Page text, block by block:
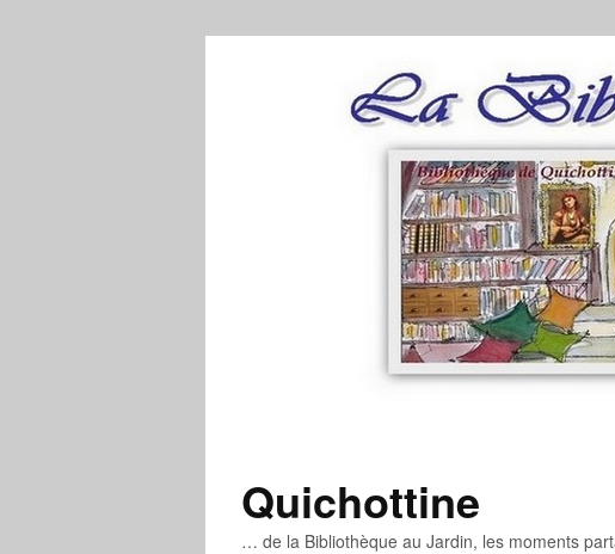
Quichottine
… de la Bibliothèque au Jardin, les moments